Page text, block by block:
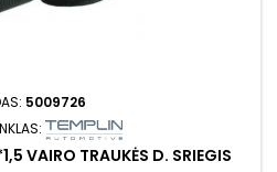
5009726
VAIRO TRAUKĖS D. SRIEGIS